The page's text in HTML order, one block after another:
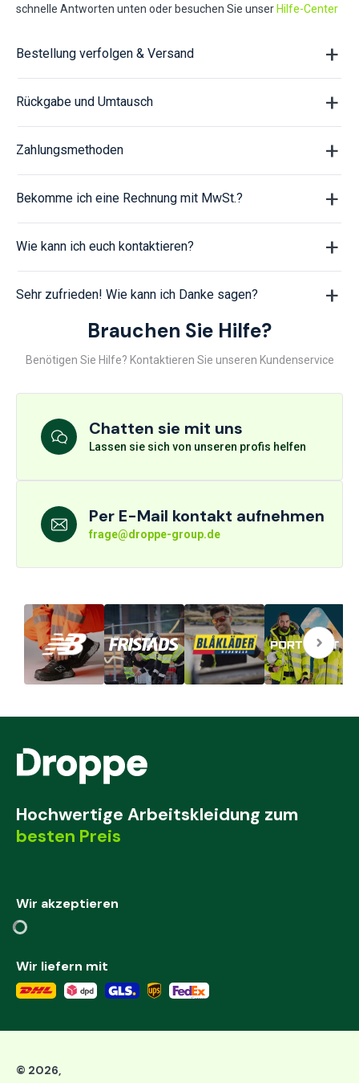
schnelle Antworten unten oder besuchen Sie unser Hilfe-Center
Bestellung verfolgen & Versand
Rückgabe und Umtausch
Zahlungsmethoden
Bekomme ich eine Rechnung mit MwSt.?
Wie kann ich euch kontaktieren?
Sehr zufrieden! Wie kann ich Danke sagen?
Brauchen Sie Hilfe?
Benötigen Sie Hilfe? Kontaktieren Sie unseren Kundenservice
Chatten sie mit uns
Lassen sie sich von unseren profis helfen
Per E-Mail kontakt aufnehmen
frage@droppe-group.de
Hochwertige Arbeitskleidung zum
besten Preis
Wir akzeptieren
Wir liefern mit
© 2026,